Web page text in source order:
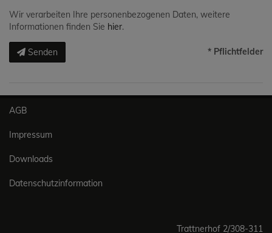
Wir verarbeiten Ihre personenbezogenen Daten, weitere
Informationen finden Sie hier.
Senden * Pflichtfelder
AGB
Impressum
Downloads
Datenschutzinformation
Trattnerhof 2/308-311